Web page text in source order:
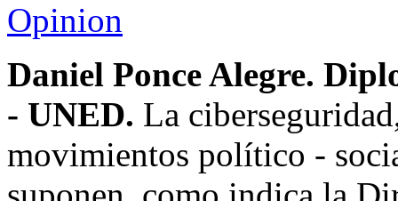
Opinion
Daniel Ponce Alegre.
- UNED. La
movimientos político -